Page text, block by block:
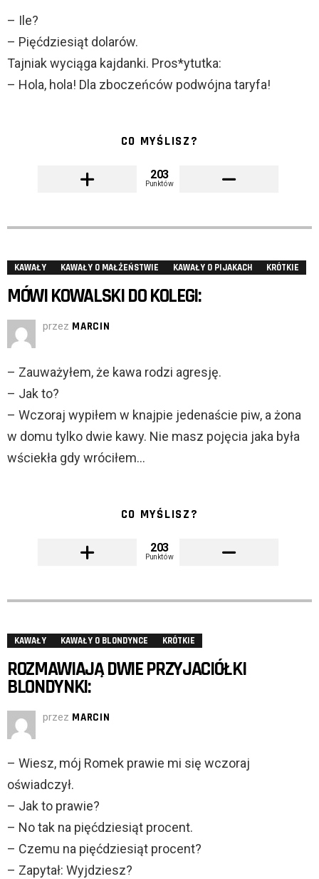
– Ile?
– Pięćdziesiąt dolarów.
Tajniak wyciąga kajdanki. Pros*ytutka:
– Hola, hola! Dla zboczeńców podwójna taryfa!
CO MYŚLISZ?
203
Punktów
KAWAŁY KAWAŁY O MAŁŻEŃSTWIE KAWAŁY O PIJAKACH KRÓTKIE
MÓWI KOWALSKI DO KOLEGI:
przez MARCIN
– Zauważyłem, że kawa rodzi agresję.
– Jak to?
– Wczoraj wypiłem w knajpie jedenaście piw, a żona
w domu tylko dwie kawy. Nie masz pojęcia jaka była
wściekła gdy wróciłem…
CO MYŚLISZ?
203
Punktów
KAWAŁY KAWAŁY O BLONDYNCE KRÓTKIE
ROZMAWIAJĄ DWIE PRZYJACIÓŁKI
BLONDYNKI:
przez MARCIN
– Wiesz, mój Romek prawie mi się wczoraj
oświadczył.
– Jak to prawie?
– No tak na pięćdziesiąt procent.
– Czemu na pięćdziesiąt procent?
– Zapytał: Wyjdziesz?